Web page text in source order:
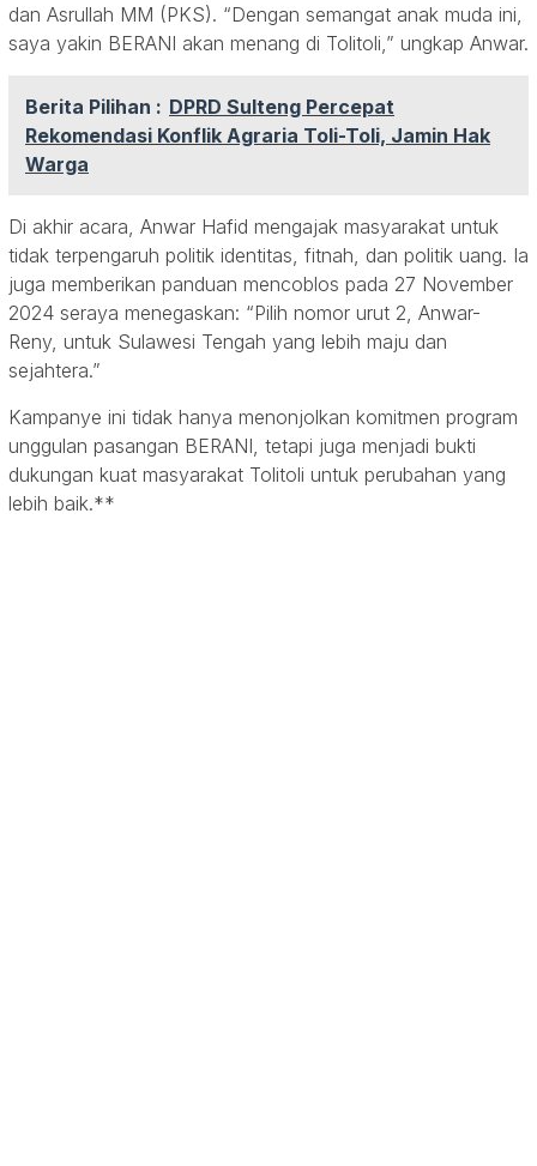
dan Asrullah MM (PKS). “Dengan semangat anak muda ini,
saya yakin BERANI akan menang di Tolitoli,” ungkap Anwar.
Berita Pilihan : DPRD Sulteng Percepat
Rekomendasi Konflik Agraria Toli-Toli, Jamin Hak
Warga
Di akhir acara, Anwar Hafid mengajak masyarakat untuk
tidak terpengaruh politik identitas, fitnah, dan politik uang. Ia
juga memberikan panduan mencoblos pada 27 November
2024 seraya menegaskan: “Pilih nomor urut 2, Anwar-
Reny, untuk Sulawesi Tengah yang lebih maju dan
sejahtera.”
Kampanye ini tidak hanya menonjolkan komitmen program
unggulan pasangan BERANI, tetapi juga menjadi bukti
dukungan kuat masyarakat Tolitoli untuk perubahan yang
lebih baik.**